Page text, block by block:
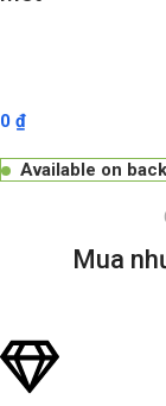
0₫
Available on
Mua